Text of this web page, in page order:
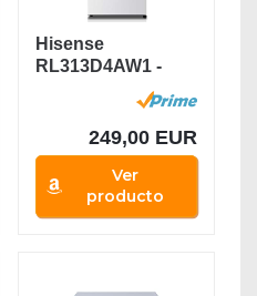
Hisense
RL313D4AW1 -
Frigorífico de Una
249,00 EUR
Ver
producto